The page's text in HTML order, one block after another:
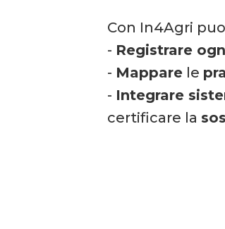
Con In4Agri
- Registrare
- Mappare le
- Integrare
certificare la